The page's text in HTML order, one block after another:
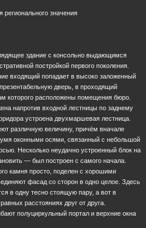
регионального значения
здание с консольно выдающимся
постройкой первого поколения.
входящий попадает в высоко заложенный
дверь, в проходящий
которого расположены помещения бюро.
напротив входной лестницы по заднему
устроена двухмаршевая лестница.
различную величину, причём вначале
оконными осями, связанный с небольшой
Несколько неудачно устроенный блок на
— был построен с самого начала.
камня просто, поделен с хорошими
фасад со сторон в одно целое. Здесь
в одну тесно стоящую пару, а вот в
расстояниях друг от друга.
полуциркульный портал и верхние окна